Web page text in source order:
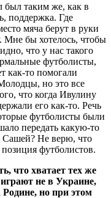
был таким же, как в
поддержка. Где
мяча берут в руки
Мне бы хотелось, чтобы
что у нас такого
футболисты,
как-то помогали
но это все
что когда Ивулину
его как-то. Речь
футболисты были
передать какую-то
Сашей? Не верю, что
позиция футболистов.
что хватает тех же
не в Украине,
Родине, но при этом